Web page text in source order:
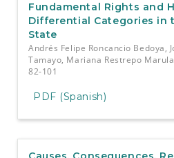
Fundamental Rights and
Differential Categories in
State
Andrés Felipe Roncancio Bedoya,
Tamayo, Mariana Restrepo
82-101
PDF (Spanish)